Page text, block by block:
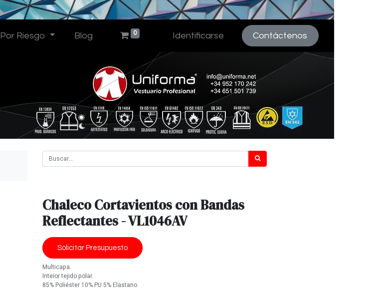
Por Riesgo Blog 0 Identificarse Contáctenos
Chaleco Cortavientos con Bandas
Reflectantes - VL1046AV
Solicitar Presupuesto
Multicapa.
Inteior tejido polar.
85% Poliéster 10% PU 5% Elastano